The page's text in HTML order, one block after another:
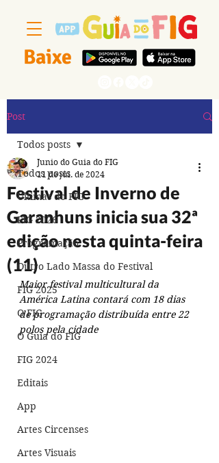
Baixe
Post
Todos posts
Últimas do FIG
FIG 2026
Programação
Outro Lado Massa do Festival
FIG 2025
O FIG
O Guia do FIG
FIG 2024
Editais
App
Artes Circenses
Artes Visuais
Todos posts
Festival de Inverno de
Garanhuns inicia sua 32ª
edição nesta quinta-feira
(11)
Junio do Guia do FIG
11 de jul. de 2024
Maior festival multicultural da
América Latina contará com 18 dias
de programação distribuída entre 22
polos pela cidade